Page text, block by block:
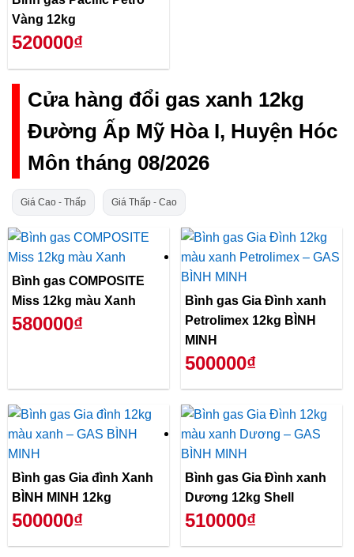
Vàng 12kg
520000₫
Cửa hàng đổi gas xanh 12kg
Đường Ấp Mỹ Hòa I, Huyện Hóc
Môn tháng 08/2026
Giá Cao - Thấp Giá Thấp - Cao
Bình gas COMPOSITE
Miss 12kg màu Xanh
580000₫
Bình gas Gia Đình xanh
Petrolimex 12kg BÌNH
MINH
500000₫
Bình gas Gia đình Xanh
BÌNH MINH 12kg
500000₫
Bình gas Gia Đình xanh
Dương 12kg Shell
510000₫